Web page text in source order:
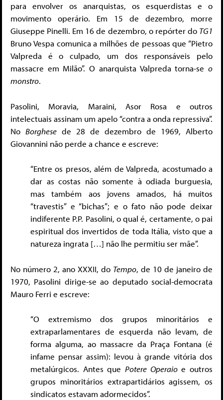
para envolver os anarquistas, os esquerdistas e o
movimento operário. Em 15 de dezembro, morre
Giuseppe Pinelli. Em 16 de dezembro, o repórter do TG1
Bruno Vespa comunica a milhões de pessoas que “Pietro
Valpreda é o culpado, um dos responsáveis pelo
massacre em Milão”. O anarquista Valpreda torna-se o
monstro.
Pasolini, Moravia, Maraini, Asor Rosa e outros
intelectuais assinam um apelo “contra a onda repressiva”.
No Borghese de 28 de dezembro de 1969, Alberto
Giovannini não perde a chance e escreve:
“Entre os presos, além de Valpreda, acostumado a
dar as costas não somente à odiada burguesia,
mas também aos jovens amados, há muitos
“travestis” e “bichas”; e o fato não pode deixar
indiferente P.P. Pasolini, o qual é, certamente, o pai
espiritual dos invertidos de toda Itália, visto que a
natureza ingrata […] não lhe permitiu ser mãe”.
No número 2, ano XXXII, do Tempo, de 10 de janeiro de
1970, Pasolini dirige-se ao deputado social-democrata
Mauro Ferri e escreve:
“O extremismo dos grupos minoritários e
extraparlamentares de esquerda não levam, de
forma alguma, ao massacre da Praça Fontana (é
infame pensar assim): levou à grande vitória dos
metalúrgicos. Antes que Potere Operaioe outros
grupos minoritários extrapartidários agissem, os
sindicatos estavam adormecidos”.